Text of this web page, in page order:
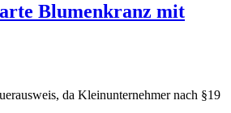
Blumenkranz mit
da Kleinunternehmer nach §19